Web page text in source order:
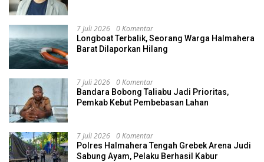
7 Juli 2026 0 Komentar
Longboat Terbalik, Seorang Warga Halmahera
Barat Dilaporkan Hilang
7 Juli 2026 0 Komentar
Bandara Bobong Taliabu Jadi Prioritas,
Pemkab Kebut Pembebasan Lahan
7 Juli 2026 0 Komentar
Polres Halmahera Tengah Grebek Arena Judi
Sabung Ayam, Pelaku Berhasil Kabur